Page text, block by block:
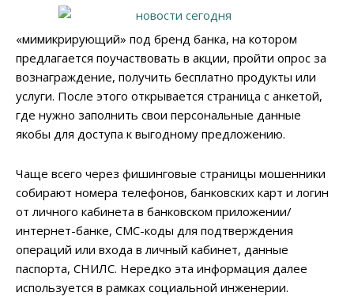
«мимикрирующий» под бренд банка, на котором
предлагается поучаствовать в акции, пройти опрос за
вознаграждение, получить бесплатно продукты или
услуги. После этого открывается страница с анкетой,
где нужно заполнить свои персональные данные
якобы для доступа к выгодному предложению.
Чаще всего через фишинговые страницы мошенники
собирают номера телефонов, банковских карт и логин
от личного кабинета в банковском приложении/
интернет-банке, СМС-коды для подтверждения
операций или входа в личный кабинет, данные
паспорта, СНИЛС. Нередко эта информация далее
используется в рамках социальной инженерии.